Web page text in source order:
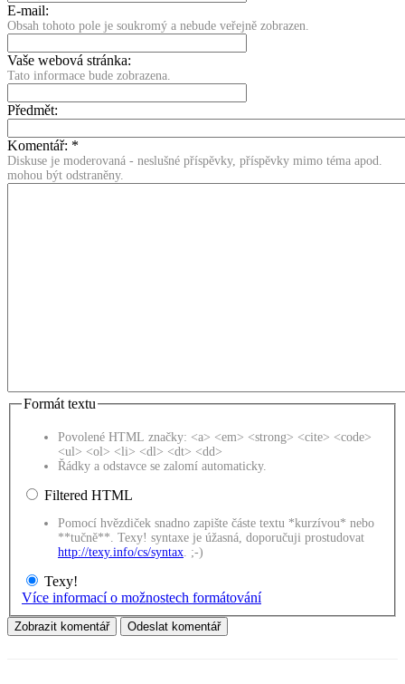
E-mail:
Obsah tohoto pole je soukromý a nebude veřejně zobrazen.
Vaše webová stránka:
Tato informace bude zobrazena.
Předmět:
Komentář: *
Diskuse je moderovaná - neslušné příspěvky, příspěvky mimo téma apod.
mohou být odstraněny.
Formát textu
Povolené HTML značky: <a> <em> <strong> <cite> <code>
<ul> <ol> <li> <dl> <dt> <dd>
Řádky a odstavce se zalomí automaticky.
Filtered HTML
Pomocí hvězdiček snadno zapište částe textu *kurzívou* nebo
**tučně**. Texy! syntaxe je úžasná, doporučuji prostudovat
http://texy.info/cs/syntax . ;-)
Texy!
Více informací o možnostech formátování